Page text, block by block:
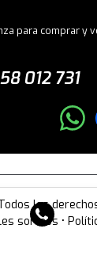
para comprar y
012 731
los
sorteos •